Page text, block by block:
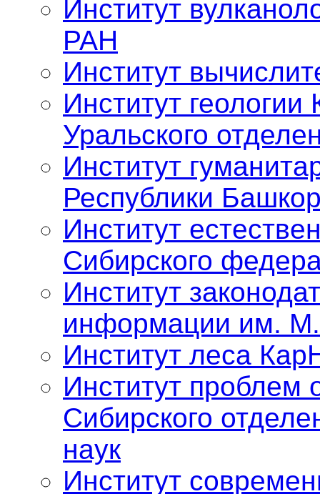
Институт
РАН
Институт
Институт
Уральского
Институт
Республики
Институт
Сибирского
Институт
информации им.
Институт леса
Институт проблем
Сибирского
наук
Институт